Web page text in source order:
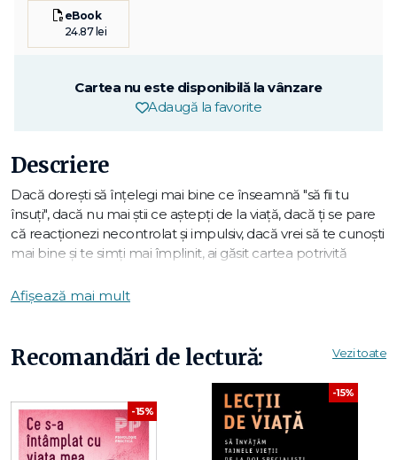
eBook
24.87 lei
Cartea nu este disponibilă la vânzare
Adaugă la favorite
Descriere
Dacă dorești să înțelegi mai bine ce înseamnă "să fii tu
însuți", dacă nu mai știi ce aștepți de la viață, dacă ți se pare
că reacționezi necontrolat și impulsiv, dacă vrei să te cunoști
mai bine și te simți mai împlinit, ai găsit cartea potrivită
sine. Exercițiile și reflecțiile psihologice despre atașament,
durată în interiorul tău, precum și în relațiile cu ceilalți.
este psihoterapeută cu practică privată
în Dublin și este creatoarea, pe Instagram, a unui celebru
cont de popularizare a psihologiei, @TheMindGeek.
Afișează mai mult
Recomandări de lectură: Vezi toate
-15%
-15%